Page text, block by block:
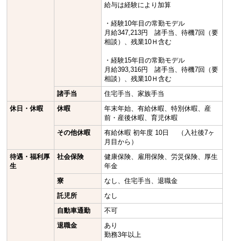
給与は経験により加算
・経験10年目の常勤モデル
月給347,213円 諸手当、待機7回（要
相談）、残業10Ｈ含む
・経験15年目の常勤モデル
月給393,316円 諸手当、待機7回（要
相談）、残業10Ｈ含む
諸手当
住宅手当、家族手当
休日・休暇
休暇
年末年始、有給休暇、特別休暇、産
前・産後休暇、育児休暇
その他休暇
有給休暇 初年度 10日 （入社後7ヶ
月目から）
待遇・福利厚
生
社会保険
健康保険、雇用保険、労災保険、厚生
年金
寮
なし、住宅手当、退職金
託児所
なし
自動車通勤
不可
退職金
あり
勤務3年以上